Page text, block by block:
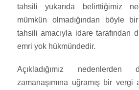
tahsili yukarıda belirttiğimiz
mümkün olmadığından böyle
tahsili amacıyla idare tarafından
emri yok hükmündedir.
Açıkladığımız nedenlerden
zamanaşımına uğramış bir vergi